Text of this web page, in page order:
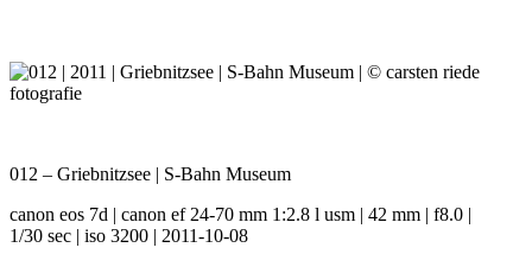
012 – Griebnitzsee | S-Bahn Museum
canon eos 7d | canon ef 24-70 mm 1:2.8 l usm | 42 mm | f8.0 |
1/30 sec | iso 3200 | 2011-10-08